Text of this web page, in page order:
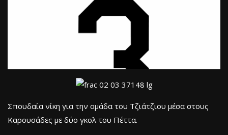
Σπουδαία νίκη για την ομάδα του Τζιάτζιου μέσα στους
Καρουσάδες με δύο γκολ του Πέττα.